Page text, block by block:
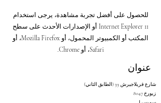
للحصول على أفضل تجربة مشاهدة، يرجى استخدام
Internet Explorer 11 أو الإصدارات الأحدث على سطح
المكتب أو الكمبيوتر المحمول، أو Mozilla Firefox، أو
Safari، أو Chrome.
عنوان
شارع فريلاجيرش 39 (الطابق الثاني)
8047 زيورخ